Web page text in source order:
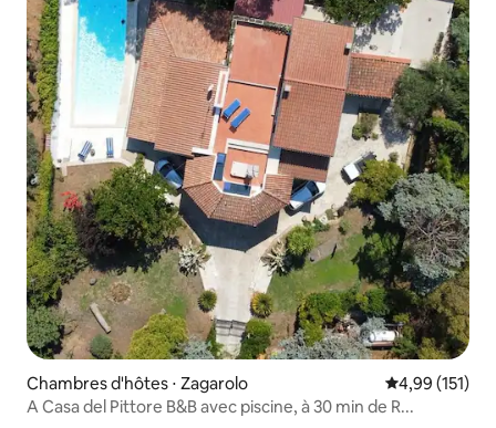
Chambres d'hôtes ⋅ Zagarolo Évaluation
4,99 (151)
A Casa del Pittore B&B avec piscine, à 30 min de R...